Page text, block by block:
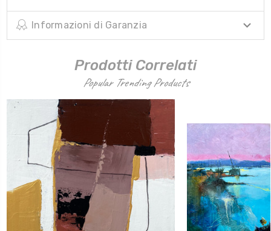
Informazioni di Garanzia
Prodotti Correlati
Popular Trending Products